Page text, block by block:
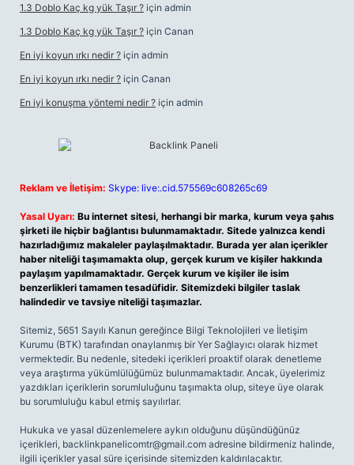
1.3 Doblo Kaç kg yük Taşır ? için admin
1.3 Doblo Kaç kg yük Taşır ? için Canan
En iyi koyun ırkı nedir ? için admin
En iyi koyun ırkı nedir ? için Canan
En iyi konuşma yöntemi nedir ? için admin
Reklam ve İletişim: Skype: live:.cid.575569c608265c69
Yasal Uyarı: Bu internet sitesi, herhangi bir marka, kurum veya şahıs
şirketi ile hiçbir bağlantısı bulunmamaktadır. Sitede yalnızca kendi
hazırladığımız makaleler paylaşılmaktadır. Burada yer alan içerikler
haber niteliği taşımamakta olup, gerçek kurum ve kişiler hakkında
paylaşım yapılmamaktadır. Gerçek kurum ve kişiler ile isim
benzerlikleri tamamen tesadüfidir. Sitemizdeki bilgiler taslak
halindedir ve tavsiye niteliği taşımazlar.
Sitemiz, 5651 Sayılı Kanun gereğince Bilgi Teknolojileri ve İletişim
Kurumu (BTK) tarafından onaylanmış bir Yer Sağlayıcı olarak hizmet
vermektedir. Bu nedenle, sitedeki içerikleri proaktif olarak denetleme
veya araştırma yükümlülüğümüz bulunmamaktadır. Ancak, üyelerimiz
yazdıkları içeriklerin sorumluluğunu taşımakta olup, siteye üye olarak
bu sorumluluğu kabul etmiş sayılırlar.
Hukuka ve yasal düzenlemelere aykırı olduğunu düşündüğünüz
içerikleri, backlinkpanelicomtr@gmail.com adresine bildirmeniz halinde,
ilgili içerikler yasal süre içerisinde sitemizden kaldırılacaktır.